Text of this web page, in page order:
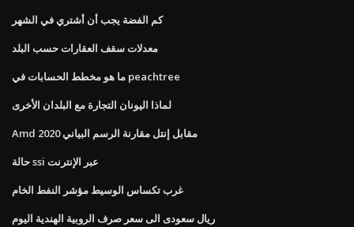
كم الفضة يجب أن أشتري في الشهر
معدلات سقف العقارات حسب البلد
ما هو مخطط الحسابات في peachtree
لماذا اليونان التجارة مع البلدان الأخرى
Amd مقابل إنتل مقارنة الرسم البياني 2020
حالة ssi عبر الإنترنت
غرب تكساس الوسيط مؤشر النفط الخام
ريال سعودى الى سعر صرف الروبية الهندية اليوم